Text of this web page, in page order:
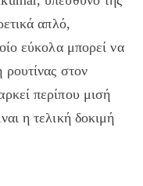
απλό,
εύκολα μπορεί να
ρουτίνας στον
περίπου μισή
η τελική δοκιμή